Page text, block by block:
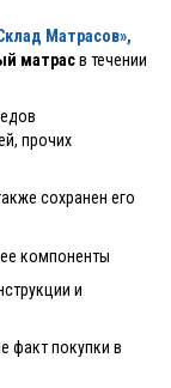
Матрасов»,
матрасв течении
прочих
сохранен его
компоненты
и
факт покупки в